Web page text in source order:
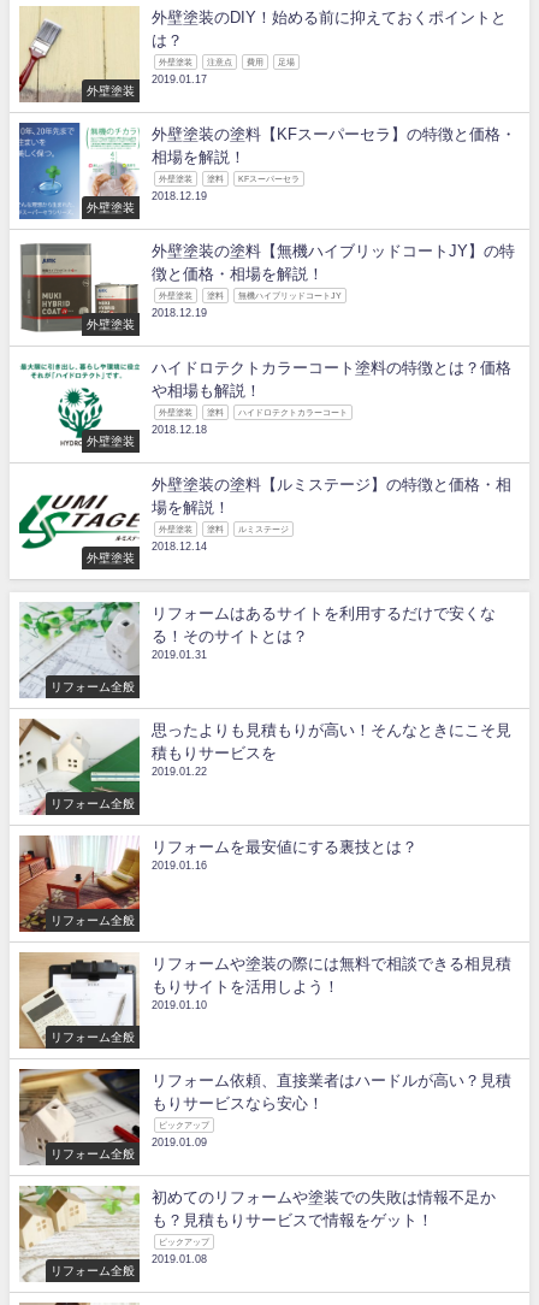
外壁塗装
外壁塗装のDIY！始める前に抑えておくポイントと
は？
外壁塗装 注意点 費用 足場
2019.01.17
外壁塗装
外壁塗装の塗料【KFスーパーセラ】の特徴と価格・
相場を解説！
外壁塗装 塗料 KFスーパーセラ
2018.12.19
外壁塗装
外壁塗装の塗料【無機ハイブリッドコートJY】の特
徴と価格・相場を解説！
外壁塗装 塗料 無機ハイブリッドコートJY
2018.12.19
外壁塗装
ハイドロテクトカラーコート塗料の特徴とは？価格
や相場も解説！
外壁塗装 塗料 ハイドロテクトカラーコート
2018.12.18
外壁塗装
外壁塗装の塗料【ルミステージ】の特徴と価格・相
場を解説！
外壁塗装 塗料 ルミステージ
2018.12.14
リフォーム全般
リフォームはあるサイトを利用するだけで安くな
る！そのサイトとは？
2019.01.31
リフォーム全般
思ったよりも見積もりが高い！そんなときにこそ見
積もりサービスを
2019.01.22
リフォーム全般
リフォームを最安値にする裏技とは？
2019.01.16
リフォーム全般
リフォームや塗装の際には無料で相談できる相見積
もりサイトを活用しよう！
2019.01.10
リフォーム全般
リフォーム依頼、直接業者はハードルが高い？見積
もりサービスなら安心！
ピックアップ
2019.01.09
リフォーム全般
初めてのリフォームや塗装での失敗は情報不足か
も？見積もりサービスで情報をゲット！
ピックアップ
2019.01.08